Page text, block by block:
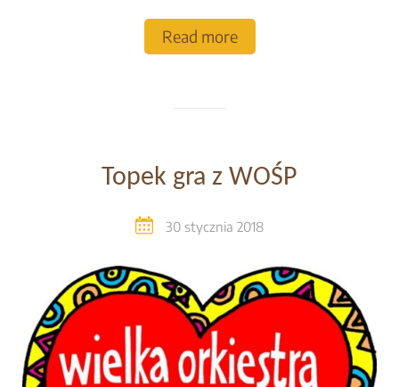
Read more
Topek gra z WOŚP
30 stycznia 2018